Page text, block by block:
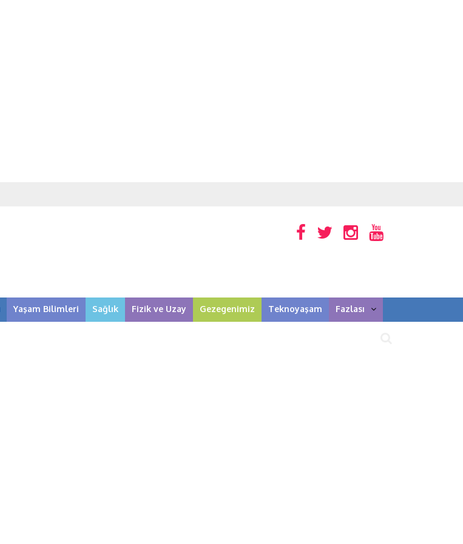
Yaşam Bilimleri Sağlık Fizik ve Uzay Gezegenimiz Teknoyaşam Fazlası